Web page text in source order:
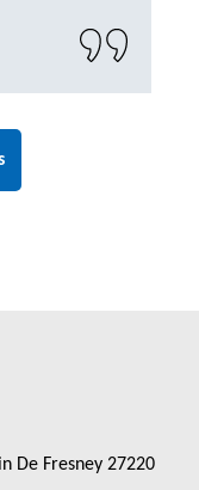
De Fresney 27220